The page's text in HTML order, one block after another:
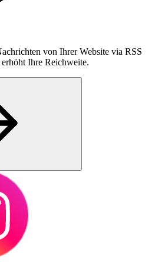
von Ihrer Website via RSS
Ihre Reichweite.